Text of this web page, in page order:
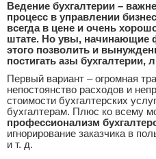
Ведение бухгалтерии –
процесс в управлении
всегда в цене и очень
штате. Но увы, начинающие
этого позволить и
постигать азы бухгалтерии,
Первый вариант – огромная
непостоянство расходов и
стоимости бухгалтерских
бухгалтерам. Плюс ко всему
профессионализм
игнорирование заказчика в
и т. д.